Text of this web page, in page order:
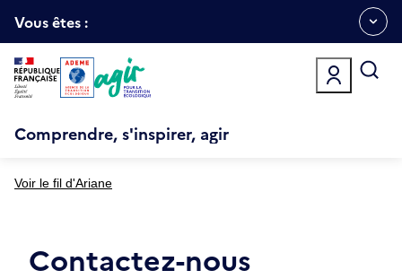
au
Ouvrir
le
menu
espace
Vous êtes :
Comprendre, s'inspirer, agir
Voir le fil d'Ariane
Contactez-nous